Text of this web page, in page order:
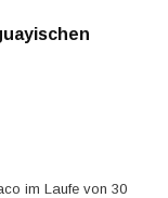
im Laufe von 30